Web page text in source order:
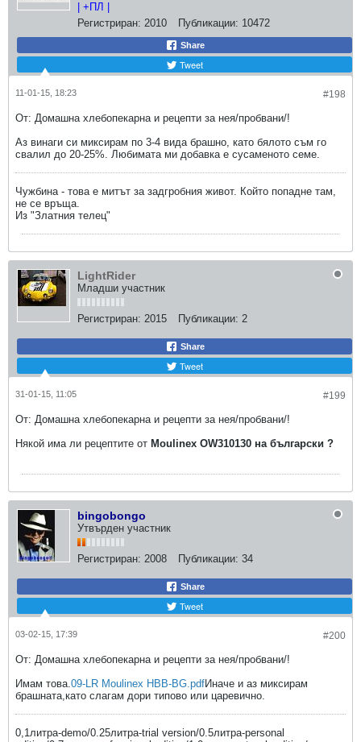
| +ПЛ |
Регистриран: 2010 Публикации: 10472
Share
Tweet
#198
11-01-15, 18:23
От: Домашна хлебопекарна и рецепти за нея/пробвани/!
Аз винаги си миксирам по 3-4 вида брашно, като бялото съм го
свалил до 20-25%. Любимата ми добавка е сусаменото семе.
Чужбина - това е митът за задгробния живот. Който попадне там,
не се връща.
Из "Златния телец"
LightRider
Младши участник
Регистриран: 2015 Публикации: 2
Share
Tweet
#199
31-01-15, 11:05
От: Домашна хлебопекарна и рецепти за нея/пробвани/!
Някой има ли рецептите от Moulinex OW310130 на български ?
bingobongo
Утвърден участник
Регистриран: 2008 Публикации: 34
Share
Tweet
#200
03-02-15, 17:39
От: Домашна хлебопекарна и рецепти за нея/пробвани/!
Имам това.09-LR Moulinex HBB-BG.pdfИначе и аз миксирам
брашната,като слагам дори типово или царевично.
0,1литра-demo/0.25литра-trial version/0.5литра-personal